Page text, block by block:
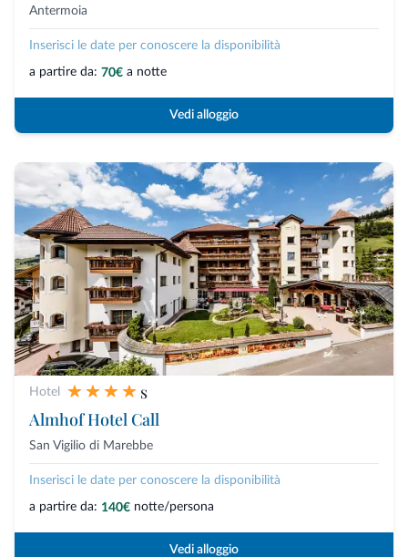
Antermoia
Inserisci le date per conoscere la disponibilità
a partire da: 70€ a notte
Vedi alloggio
Hotel
s
Almhof Hotel Call
San Vigilio di Marebbe
Inserisci le date per conoscere la disponibilità
a partire da: 140€ notte/persona
Vedi alloggio